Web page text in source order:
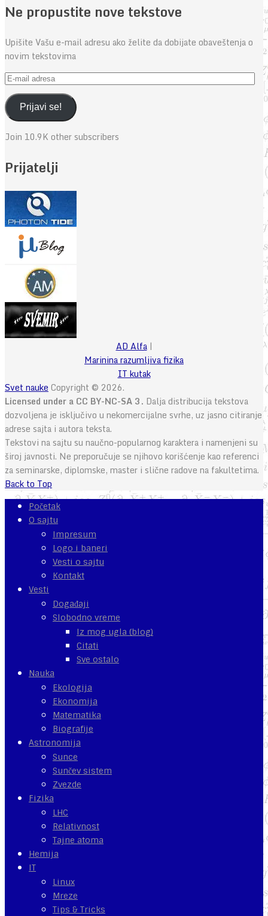
Ne propustite nove tekstove
Upišite Vašu e-mail adresu ako želite da dobijate obaveštenja o
novim tekstovima
E-
mail
adresaPrijavi se!
Join 10.9K other subscribers
Prijatelji
AD Alfa|
Marinina razumljiva fizika
IT kutak
Svet nauke Copyright © 2026.
Licensed under a CC BY-NC-SA 3. Dalja distribucija tekstova
dozvoljena je isključivo u nekomercijalne svrhe, uz jasno citiranje
adrese sajta i autora teksta.
Tekstovi na sajtu su naučno-popularnog karaktera i namenjeni su
široj javnosti. Ne preporučuje se njihovo korišćenje kao referenci
za seminarske, diplomske, master i slične radove na fakultetima.
Back to Top
Početak
O sajtu
Impresum
Logo i baneri
Vesti o sajtu
Kontakt
Vesti
Događaji
Slobodno vreme
Iz mog ugla (blog)
Citati
Sve ostalo
Nauka
Ekologija
Ekonomija
Matematika
Biografije
Astronomija
Sunce
Sunčev sistem
Zvezde
Fizika
LHC
Relativnost
Tajne atoma
Hemija
IT
Linux
Mreze
Tips & Tricks